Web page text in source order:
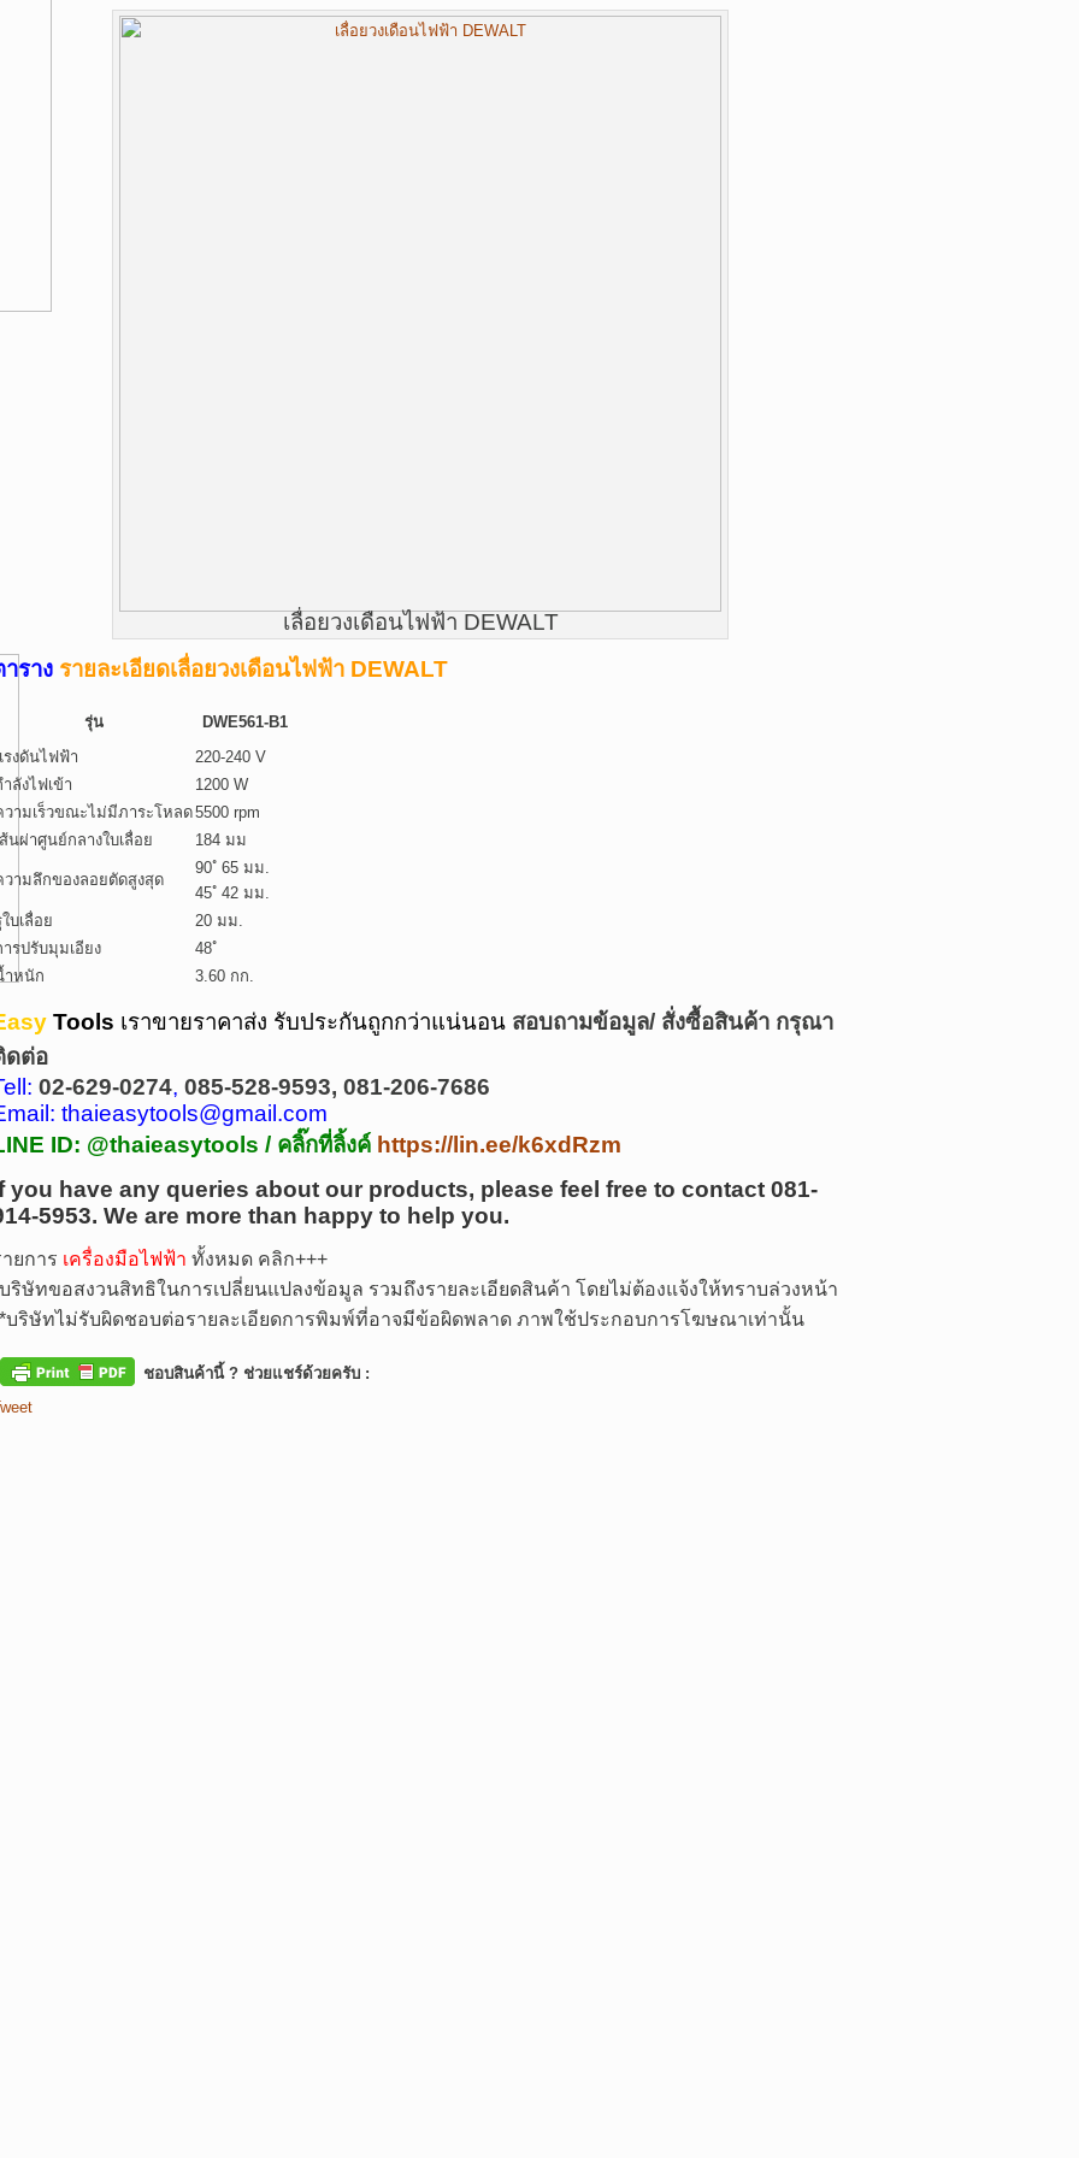
เลื่อยวงเดือนไฟฟ้า DEWALT
ราง รายละเอียดเลื่อยวงเดือนไฟฟ้า DEWALT
รุ่น
DWE561-B1
รงดันไฟฟ้า
220-240 V
ลังไฟเข้า
1200 W
วามเร็วขณะไม่มีภาระโหลด5500 rpm
ส้นผ่าศูนย์กลางใบเลื่อย
184 มม
วามลึกของลอยตัดสูงสุด
90 ํ 65 มม.
45 ํ 42 มม.
บเลื่อย
20 มม.
ารปรับมุมเอียง
48 ํ
ำหนัก
3.60 กก.
Tools เราขายราคาส่ง รับประกันถูกกว่าแน่นอน สอบถามข้อมูล/ สั่งซื้อสินค้า กรุณา
ดต่อ
02-629-0274, 085-528-9593, 081-206-7686
thaieasytools@gmail.com
ID: @thaieasytools / คลิ๊กที่ลิ้งค์ https://lin.ee/k6xdRzm
you have any queries about our products, please feel free to contact 081-
5953. We are more than happy to help you.
ยการ เครื่องมือไฟฟ้า ทั้งหมด คลิก+++
บริษัทขอสงวนสิทธิในการเปลี่ยนแปลงข้อมูล รวมถึงรายละเอียดสินค้า โดยไม่ต้องแจ้งให้ทราบล่วงหน้า
บริษัทไม่รับผิดชอบต่อรายละเอียดการพิมพ์ที่อาจมีข้อผิดพลาด ภาพใช้ประกอบการโฆษณาเท่านั้น
ชอบสินค้านี้ ? ช่วยแชร์ด้วยครับ :